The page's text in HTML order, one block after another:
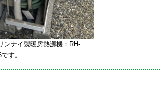
ンナイ製暖房熱源機：RH-
す。